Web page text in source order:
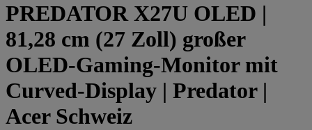
PREDATOR X27U OLED |
81,28 cm (27 Zoll) großer
OLED-Gaming-Monitor mit
Curved-Display | Predator |
Acer Schweiz